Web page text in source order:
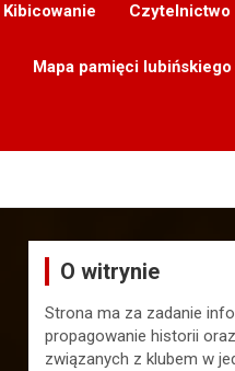
Kibicowanie Czytelnictwo
Mapa pamięci lubińskiego
O witrynie
Strona ma za zadanie
propagowanie historii
związanych z klubem w